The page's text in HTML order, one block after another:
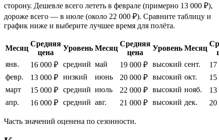
сторону. Дешевле всего лететь в феврале (примерно 13 000 ₽),
дороже всего — в июле (около 22 000 ₽). Сравните таблицу и
график ниже и выберите лучшее время для полёта.
Месяц
Средняя
цена
Уровень Месяц
Средняя
цена
Уровень Месяц
янв.
16 000 ₽ средний май 19 000 ₽ высокий сент.
17
февр.
13 000 ₽ низкий июнь 20 000 ₽ высокий окт.
15
март
15 000 ₽ средний июль 22 000 ₽ высокий нояб.
13
апр.
16 000 ₽ средний авг. 21 000 ₽ высокий дек. 20
Часть значений оценена по сезонности.